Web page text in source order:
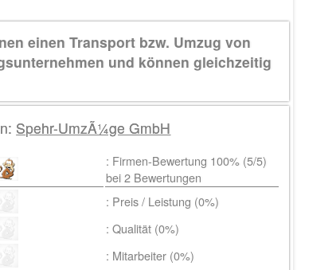
einen Transport bzw. Umzug von
und können gleichzeitig
Spehr-UmzÃ¼ge GmbH
: Firmen-Bewertung 100% (5/5)
bei2 Bewertungen
: Preis / Leistung (0%)
: Qualität (0%)
: Mitarbeiter (0%)